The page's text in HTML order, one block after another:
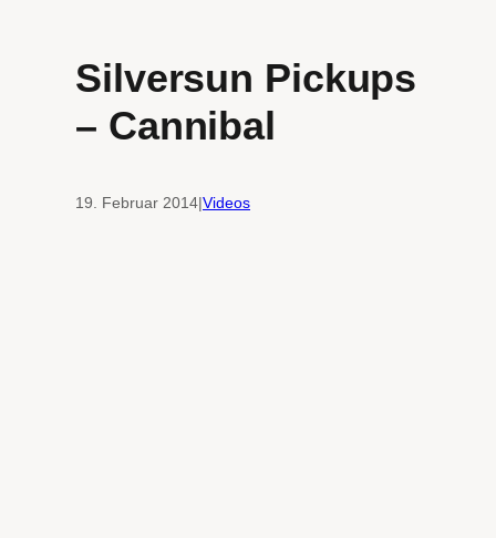
Silversun Pickups
– Cannibal
19. Februar 2014|Videos